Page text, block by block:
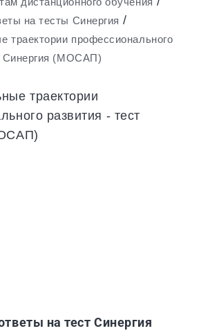
на тесты Синергия /
траектории профессионального
Синергия (МОСАП)
траектории
развития - тест
на тест Синергия